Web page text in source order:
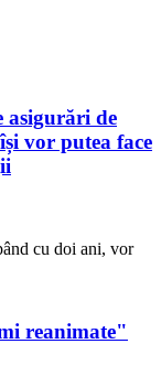
asigurări de
vor putea face
cu doi ani, vor
reanimate"